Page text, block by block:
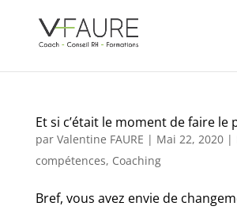
Et si c’était le moment de faire le
par Valentine FAURE | Mai 22, 2020|
compétences, Coaching
Bref, vous avez envie de